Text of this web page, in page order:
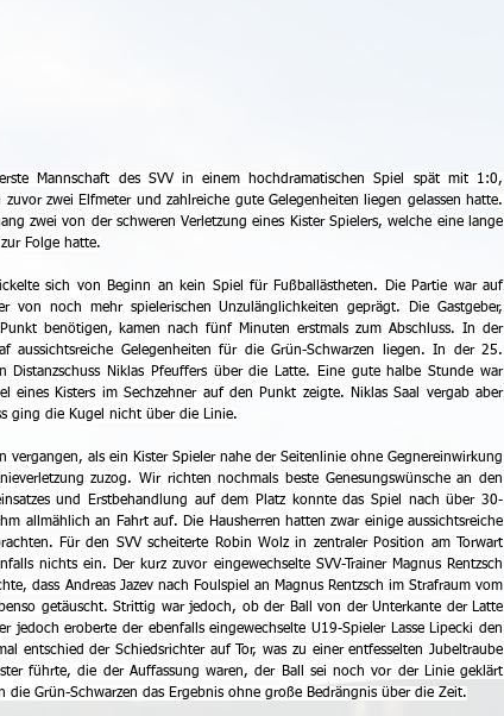
Mannschaft des SVV in einem hochdramatischen Spiel spät mit 1:0,
zwei Elfmeter und zahlreiche gute Gelegenheiten liegen gelassen hatte.
zwei von der schweren Verletzung eines Kister Spielers, welche eine lange
Folge hatte.
sich von Beginn an kein Spiel für Fußballästheten. Die Partie war auf
von noch mehr spielerischen Unzulänglichkeiten geprägt. Die Gastgeber,
benötigen, kamen nach fünf Minuten erstmals zum Abschluss. In der
aussichtsreiche Gelegenheiten für die Grün-Schwarzen liegen. In der 25.
Distanzschuss Niklas Pfeuffers über die Latte. Eine gute halbe Stunde war
eines Kisters im Sechzehner auf den Punkt zeigte. Niklas Saal vergab aber
ging die Kugel nicht über die Linie.
vergangen, als ein Kister Spieler nahe der Seitenlinie ohne Gegnereinwirkung
zuzog. Wir richten nochmals beste Genesungswünsche an den
und Erstbehandlung auf dem Platz konnte das Spiel nach über 30-
allmählich an Fahrt auf. Die Hausherren hatten zwar einige aussichtsreiche
Für den SVV scheiterte Robin Wolz in zentraler Position am Torwart
nichts ein. Der kurz zuvor eingewechselte SVV-Trainer Magnus Rentzsch
dass Andreas Jazev nach Foulspiel an Magnus Rentzsch im Strafraum vom
getäuscht. Strittig war jedoch, ob der Ball von der Unterkante der Latte
eroberte der ebenfalls eingewechselte U19-Spieler Lasse Lipecki den
entschied der Schiedsrichter auf Tor, was zu einer entfesselten Jubeltraube
führte, die der Auffassung waren, der Ball sei noch vor der Linie geklärt
Grün-Schwarzen das Ergebnis ohne große Bedrängnis über die Zeit.